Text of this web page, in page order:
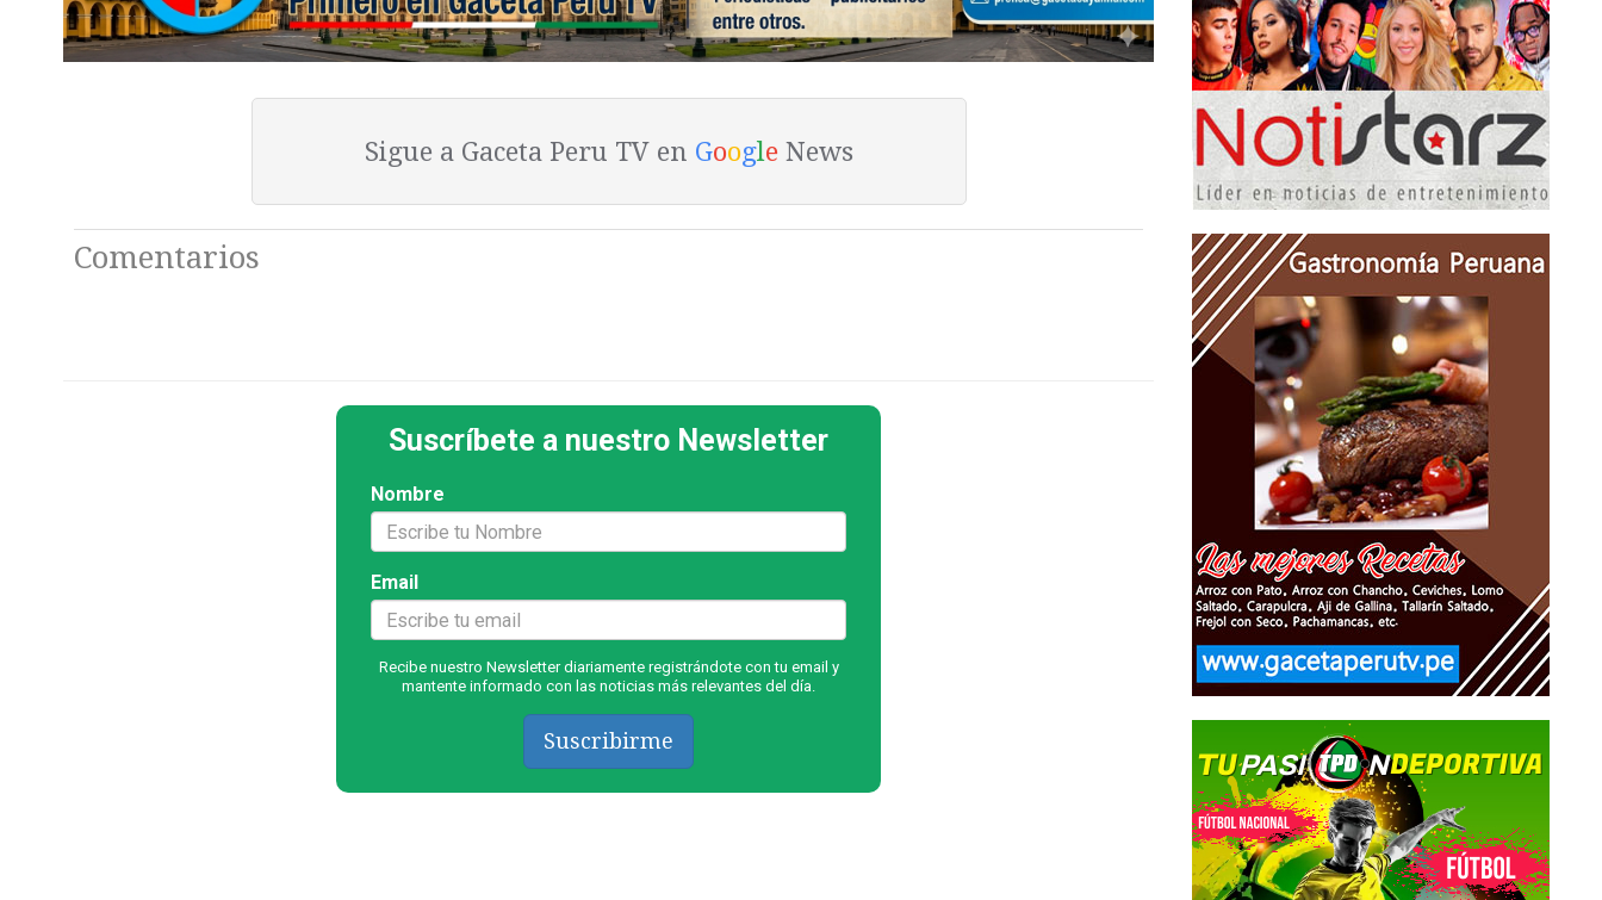
Sigue a Gaceta Peru TV en GoogleNews
Comentarios
Suscríbete a nuestro Newsletter
Nombre
Email
Recibe nuestro Newsletter diariamente registrándote con tu email y
mantente informado con las noticias más relevantes del día.
Suscribirme